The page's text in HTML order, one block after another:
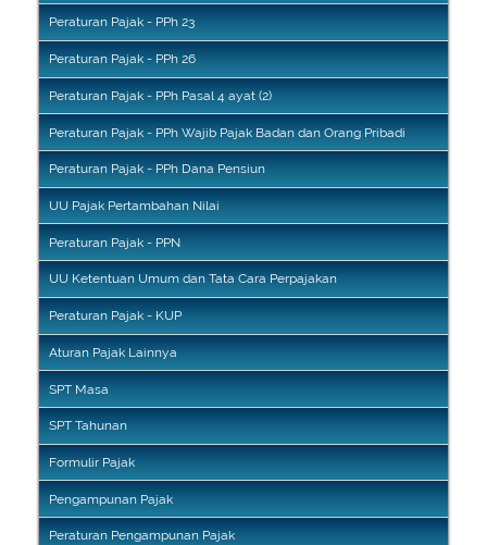
Peraturan Pajak - PPh 23
Peraturan Pajak - PPh 26
Peraturan Pajak - PPh Pasal 4 ayat (2)
Peraturan Pajak - PPh Wajib Pajak Badan dan Orang Pribadi
Peraturan Pajak - PPh Dana Pensiun
UU Pajak Pertambahan Nilai
Peraturan Pajak - PPN
UU Ketentuan Umum dan Tata Cara Perpajakan
Peraturan Pajak - KUP
Aturan Pajak Lainnya
SPT Masa
SPT Tahunan
Formulir Pajak
Pengampunan Pajak
Peraturan Pengampunan Pajak